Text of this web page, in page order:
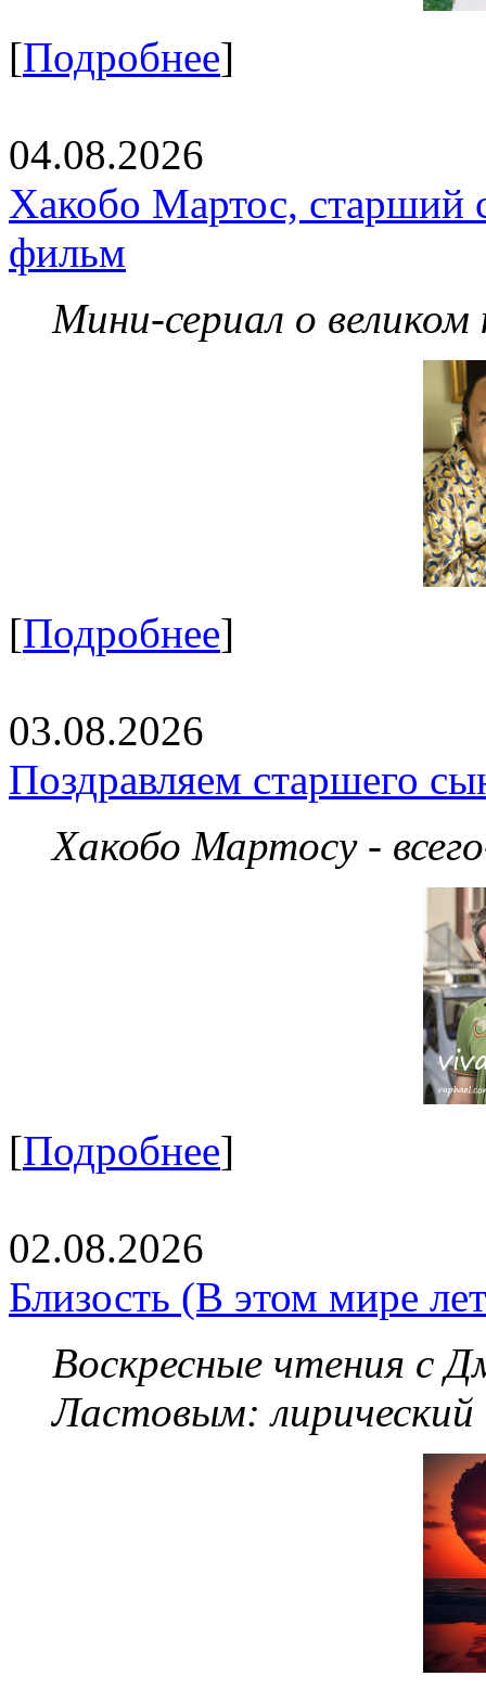
[Подробнее]
04.08.2026
Хакобо Мартос, старший
фильм
Мини-сериал о великом
[Подробнее]
03.08.2026
Поздравляем старшего
Хакобо Мартосу -
[Подробнее]
02.08.2026
Близость (В этом мире
Воскресные чтения с
Ластовым: